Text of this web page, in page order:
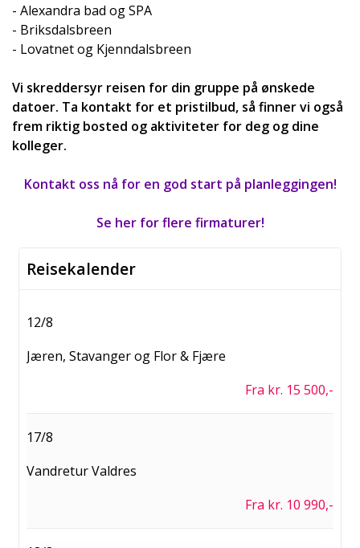
- Alexandra bad og SPA
- Briksdalsbreen
- Lovatnet og Kjenndalsbreen
Vi skreddersyr reisen for din gruppe på ønskede
datoer. Ta kontakt for et pristilbud, så finner vi også
frem riktig bosted og aktiviteter for deg og dine
kolleger.
Kontakt oss nå for en god start på planleggingen!
Se her for flere firmaturer!
Reisekalender
12/8
Jæren, Stavanger og Flor & Fjære
Fra kr. 15 500,-
17/8
Vandretur Valdres
Fra kr. 10 990,-